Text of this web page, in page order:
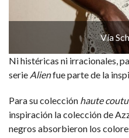
Vía
Ni histéricas ni irracionales,
serie Alienfue parte de la
Para su colección haute
inspiración la colección de
negros absorbieron los